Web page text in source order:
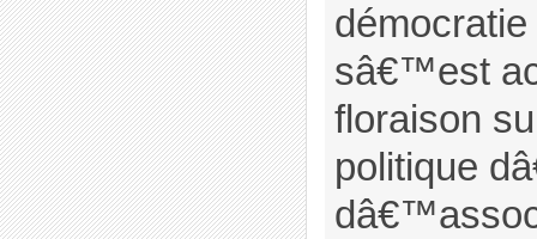
sâ€™est
floraison
politique